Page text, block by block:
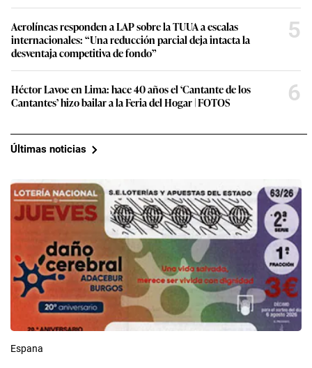
Aerolíneas responden a LAP sobre la TUUA a escalas
internacionales: “Una reducción parcial deja intacta la
desventaja competitiva de fondo”
5
Héctor Lavoe en Lima: hace 40 años el ‘Cantante de los
Cantantes’ hizo bailar a la Feria del Hogar | FOTOS
6
Últimas noticias
Espana